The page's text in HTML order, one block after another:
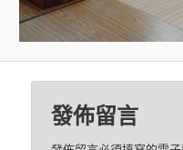
發佈留言